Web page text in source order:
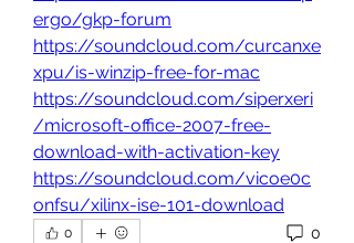
ergo/gkp-forum
https://soundcloud.com/curcanxe
xpu/is-winzip-free-for-mac
https://soundcloud.com/siperxeri
/microsoft-office-2007-free-
download-with-activation-key
https://soundcloud.com/vicoe0c
onfsu/xilinx-ise-101-download
0 0